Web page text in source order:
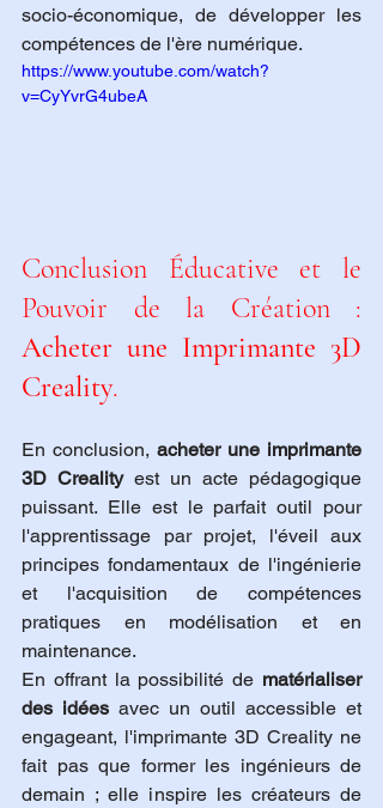
socio-économique, de développer les
compétences de l'ère numérique.
https://www.youtube.com/watch?
v=CyYvrG4ubeA
Conclusion Éducative et le
Acheter une Imprimante 3D
Creality.
En conclusion, acheter une imprimante
3D Creality est un acte pédagogique
puissant. Elle est le parfait outil pour
l'apprentissage par projet, l'éveil aux
principes fondamentaux de l'ingénierie
et l'acquisition de compétences
pratiques en modélisation et en
maintenance.
En offrant la possibilité de matérialiser
des idées avec un outil accessible et
engageant, l'imprimante 3D Creality ne
fait pas que former les ingénieurs de
demain ; elle inspire les créateurs de